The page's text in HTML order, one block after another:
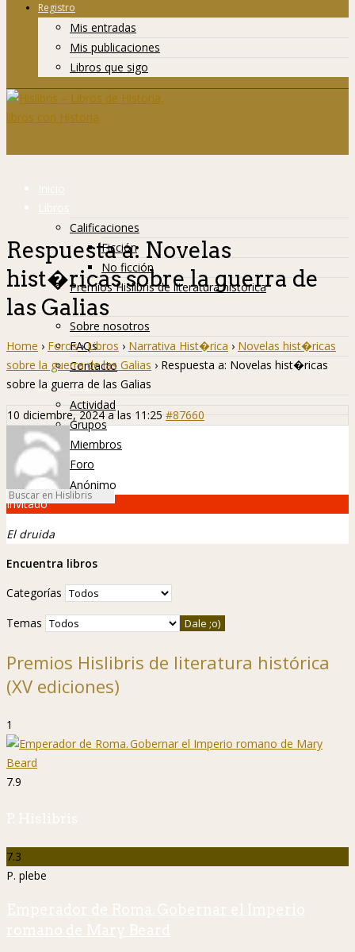
Registro
Mis entradas
Mis publicaciones
Libros que sigo
Inicio
Libros
Calificaciones
Ficción
No ficción
Premios Hislibris de literatura histórica
Info
Sobre nosotros
FAQs
Contacto
Hislibreños
Actividad
Grupos
Miembros
Foro
Respuesta a: Novelas
hist�ricas sobre la guerra de
las Galias
Home › Foros › Libros › Narrativa Hist�rica › Novelas hist�ricas
sobre la guerra de las Galias › Respuesta a: Novelas hist�ricas
sobre la guerra de las Galias
10 diciembre, 2024 a las 11:25 #87660
Anónimo
Invitado
El druida
Encuentra libros
Categorías
Temas
Premios Hislibris de literatura histórica
(XV ediciones)
1
7.9
P. Hislibris
7.3
P. plebe
Emperador de Roma. Gobernar el Imperio
romano de Mary Beard